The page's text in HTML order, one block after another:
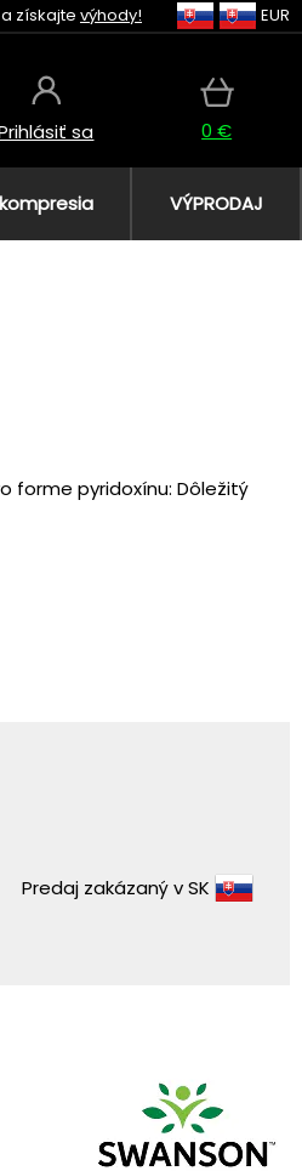
a získajte výhody! EUR
sa 0 €
VÝPRODAJ
forme pyridoxínu: Dôležitý
Predaj zakázaný v SK